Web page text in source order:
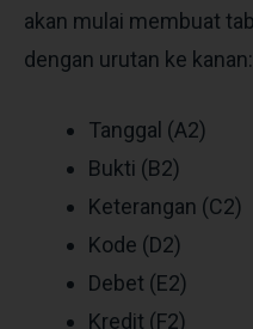
akan mulai membuat
dengan urutan ke kanan:
Tanggal (A2)
Bukti (B2)
Keterangan (C2)
Kode (D2)
Debet (E2)
Kredit (F2)